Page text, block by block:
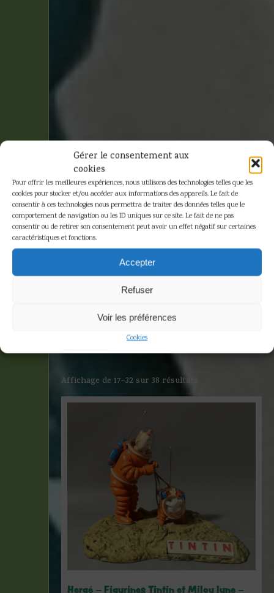
Gérer le consentement aux
cookies
Pour offrir les meilleures expériences, nous utilisons des technologies telles que les
cookies pour stocker et/ou accéder aux informations des appareils. Le fait de
consentir à ces technologies nous permettra de traiter des données telles que le
comportement de navigation ou les ID uniques sur ce site. Le fait de ne pas
consentir ou de retirer son consentement peut avoir un effet négatif sur certaines
caractéristiques et fonctions.
Accepter
Refuser
Voir les préférences
Cookies
Sans sa boite
d'origine
Accueil»Sans sa boite d'origine
Affichage de 17–32 sur 38 résultats
Hergé – Figurines Tintin et Milou lune –